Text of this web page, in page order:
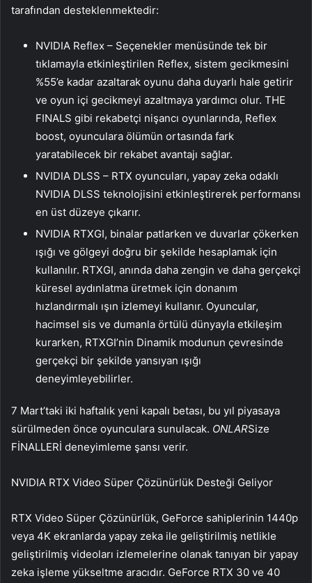
tarafından desteklenmektedir:
NVIDIA Reflex – Seçenekler menüsünde tek bir
tıklamayla etkinleştirilen Reflex, sistem gecikmesini
%55’e kadar azaltarak oyunu daha duyarlı hale getirir
ve oyun içi gecikmeyi azaltmaya yardımcı olur. THE
FINALS gibi rekabetçi nişancı oyunlarında, Reflex
boost, oyunculara ölümün ortasında fark
yaratabilecek bir rekabet avantajı sağlar.
NVIDIA DLSS – RTX oyuncuları, yapay zeka odaklı
NVIDIA DLSS teknolojisini etkinleştirerek performansı
en üst düzeye çıkarır.
NVIDIA RTXGI, binalar patlarken ve duvarlar çökerken
ışığı ve gölgeyi doğru bir şekilde hesaplamak için
kullanılır. RTXGI, anında daha zengin ve daha gerçekçi
küresel aydınlatma üretmek için donanım
hızlandırmalı ışın izlemeyi kullanır. Oyuncular,
hacimsel sis ve dumanla örtülü dünyayla etkileşim
kurarken, RTXGI’nin Dinamik modunun çevresinde
gerçekçi bir şekilde yansıyan ışığı
deneyimleyebilirler.
7 Mart’taki iki haftalık yeni kapalı betası, bu yıl piyasaya
sürülmeden önce oyunculara sunulacak. ONLARSize
FİNALLERİ deneyimleme şansı verir.
NVIDIA RTX Video Süper Çözünürlük Desteği Geliyor
RTX Video Süper Çözünürlük, GeForce sahiplerinin 1440p
veya 4K ekranlarda yapay zeka ile geliştirilmiş netlikle
geliştirilmiş videoları izlemelerine olanak tanıyan bir yapay
zeka işleme yükseltme aracıdır. GeForce RTX 30 ve 40